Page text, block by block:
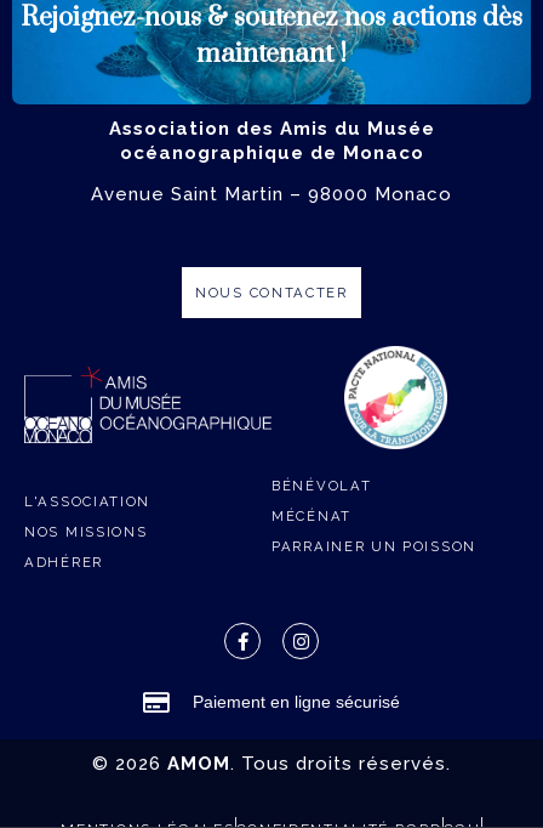
Rejoignez-nous & souteneznos actions dès
maintenant !
ADHÉRER
Association des Amis du Musée
océanographique de Monaco
Avenue Saint Martin – 98000 Monaco
NOUS CONTACTER
L'ASSOCIATION
NOS MISSIONS
ADHÉRER
BÉNÉVOLAT
MÉCÉNAT
PARRAINER UN POISSON
Paiement en ligne sécurisé
© 2026 AMOM . Tous droits réservés.